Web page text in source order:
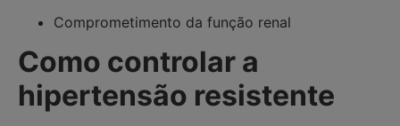
Comprometimento da função renal
Como controlar a
hipertensão resistente